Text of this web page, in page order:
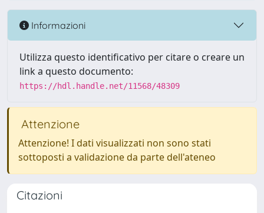
Informazioni
Utilizza questo identificativo per citare o creare un
link a questo documento:
https://hdl.handle.net/11568/48309
Attenzione
Attenzione! I dati visualizzati non sono stati
sottoposti a validazione da parte dell'ateneo
Citazioni